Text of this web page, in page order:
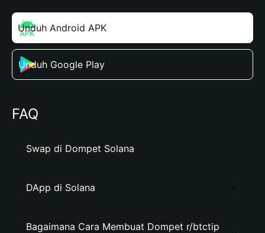
Unduh Android APK
Unduh Google Play
FAQ
Swap di Dompet Solana
DApp di Solana
Bagaimana Cara Membuat Dompet r/btctip